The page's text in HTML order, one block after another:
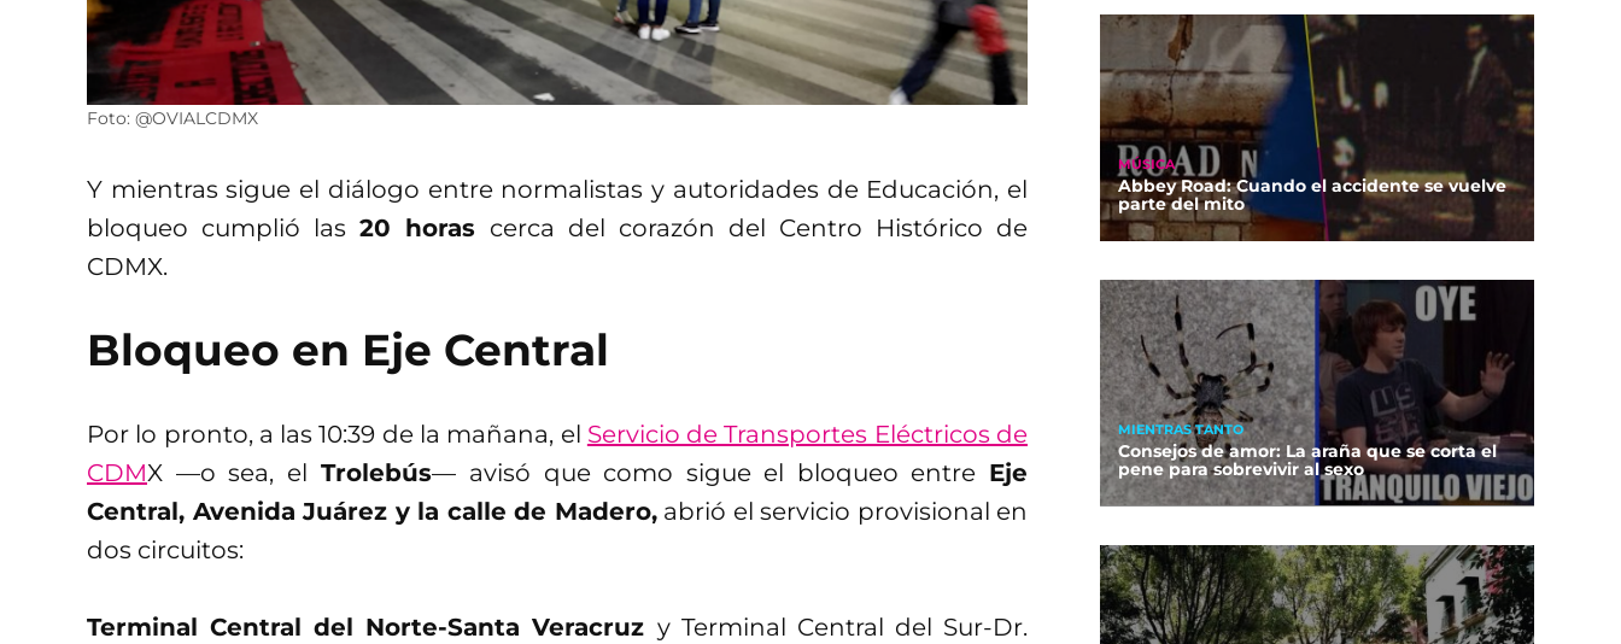
Foto: @OVIALCDMX
Y mientras sigue el diálogo entre normalistas y autoridades de Educación, el
bloqueo cumplió las 20 horas cerca del corazón del Centro Histórico de
CDMX.
Bloqueo en Eje Central
Por lo pronto, a las 10:39 de la mañana, el Servicio de Transportes Eléctricos de
CDMX —o sea, el Trolebús— avisó que como sigue el bloqueo entre Eje
Central, Avenida Juárez y la calle de Madero,abrió el servicio provisional en
dos circuitos:
Terminal Central del Norte-Santa Veracruz y Terminal Central del Sur-Dr.
MÚSICA
Abbey Road: Cuando el accidente se vuelve
parte del mito
MIENTRAS TANTO
Consejos de amor: La araña que se corta el
pene para sobrevivir al sexo